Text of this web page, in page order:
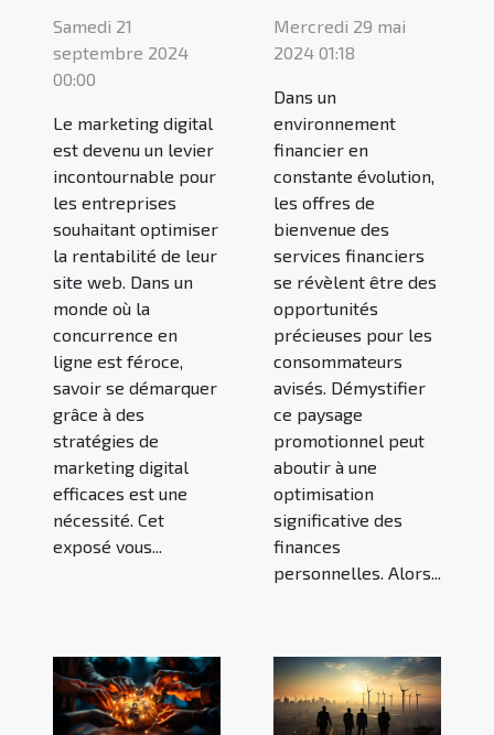
Samedi 21
septembre 2024
00:00
Le marketing digital
est devenu un levier
incontournable pour
les entreprises
souhaitant optimiser
la rentabilité de leur
site web. Dans un
monde où la
concurrence en
ligne est féroce,
savoir se démarquer
grâce à des
stratégies de
marketing digital
efficaces est une
nécessité. Cet
exposé vous...
Mercredi 29 mai
2024 01:18
Dans un
environnement
financier en
constante évolution,
les offres de
bienvenue des
services financiers
se révèlent être des
opportunités
précieuses pour les
consommateurs
avisés. Démystifier
ce paysage
promotionnel peut
aboutir à une
optimisation
significative des
finances
personnelles. Alors...